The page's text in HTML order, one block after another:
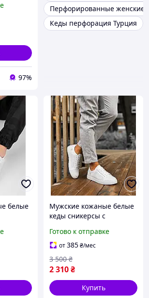
97%
Перфорированные женские
Кеды перфорация Турция
белые
Мужские кожаные белые
кеды сникерсы с
Hilfiger
Готово к отправке
от385₴/мес
2 310₴
3 500 ₴
Купить